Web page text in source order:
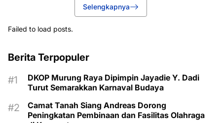
Selengkapnya
Failed to load posts.
Berita Terpopuler
DKOP Murung Raya Dipimpin Jayadie Y. Dadi
Turut Semarakkan Karnaval Budaya
Camat Tanah Siang Andreas Dorong
Peningkatan Pembinaan dan Fasilitas Olahraga